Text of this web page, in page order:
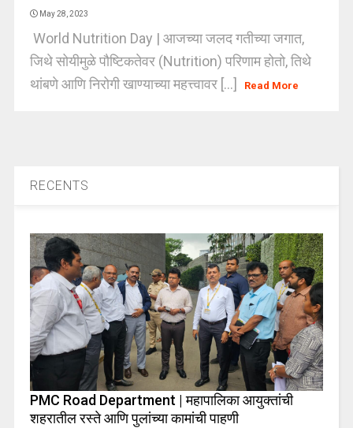
May 28, 2023
World Nutrition Day | आजच्या जलद गतीच्या जगात,
जिथे सोयीमुळे पौष्टिकतेवर (Nutrition) परिणाम होतो, तिथे
थांबणे आणि निरोगी खाण्याच्या महत्त्वावर [...]
Read More
RECENTS
PMC Road Department | महापालिका आयुक्तांची
शहरातील रस्ते आणि पुलांच्या कामांची पाहणी